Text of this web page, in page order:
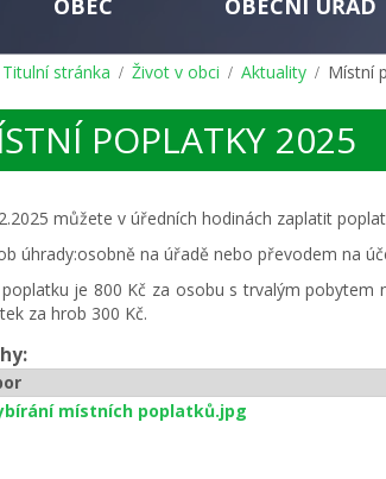
Titulní stránka Život v obci Aktuality Místní
POPLATKY 2025
můžete v úředních hodinách zaplatit
úhrady:osobně na úřadě nebo převodem na
je 800 Kč za osobu s trvalým pobytem
za hrob 300 Kč.
místních poplatků.jpg